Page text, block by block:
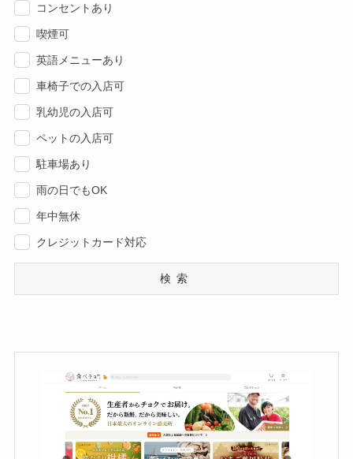
コンセントあり
喫煙可
英語メニューあり
車椅子での入店可
乳幼児の入店可
ペットの入店可
駐車場あり
雨の日でもOK
年中無休
クレジットカード対応
検索